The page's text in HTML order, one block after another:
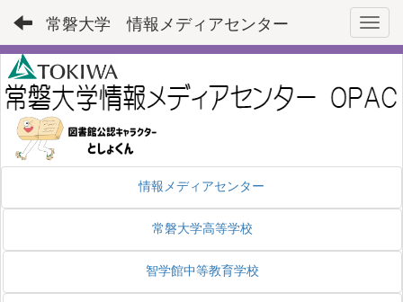
常磐大学 情報メディアセンター
情報メディアセンター
常磐大学高等学校
智学館中等教育学校